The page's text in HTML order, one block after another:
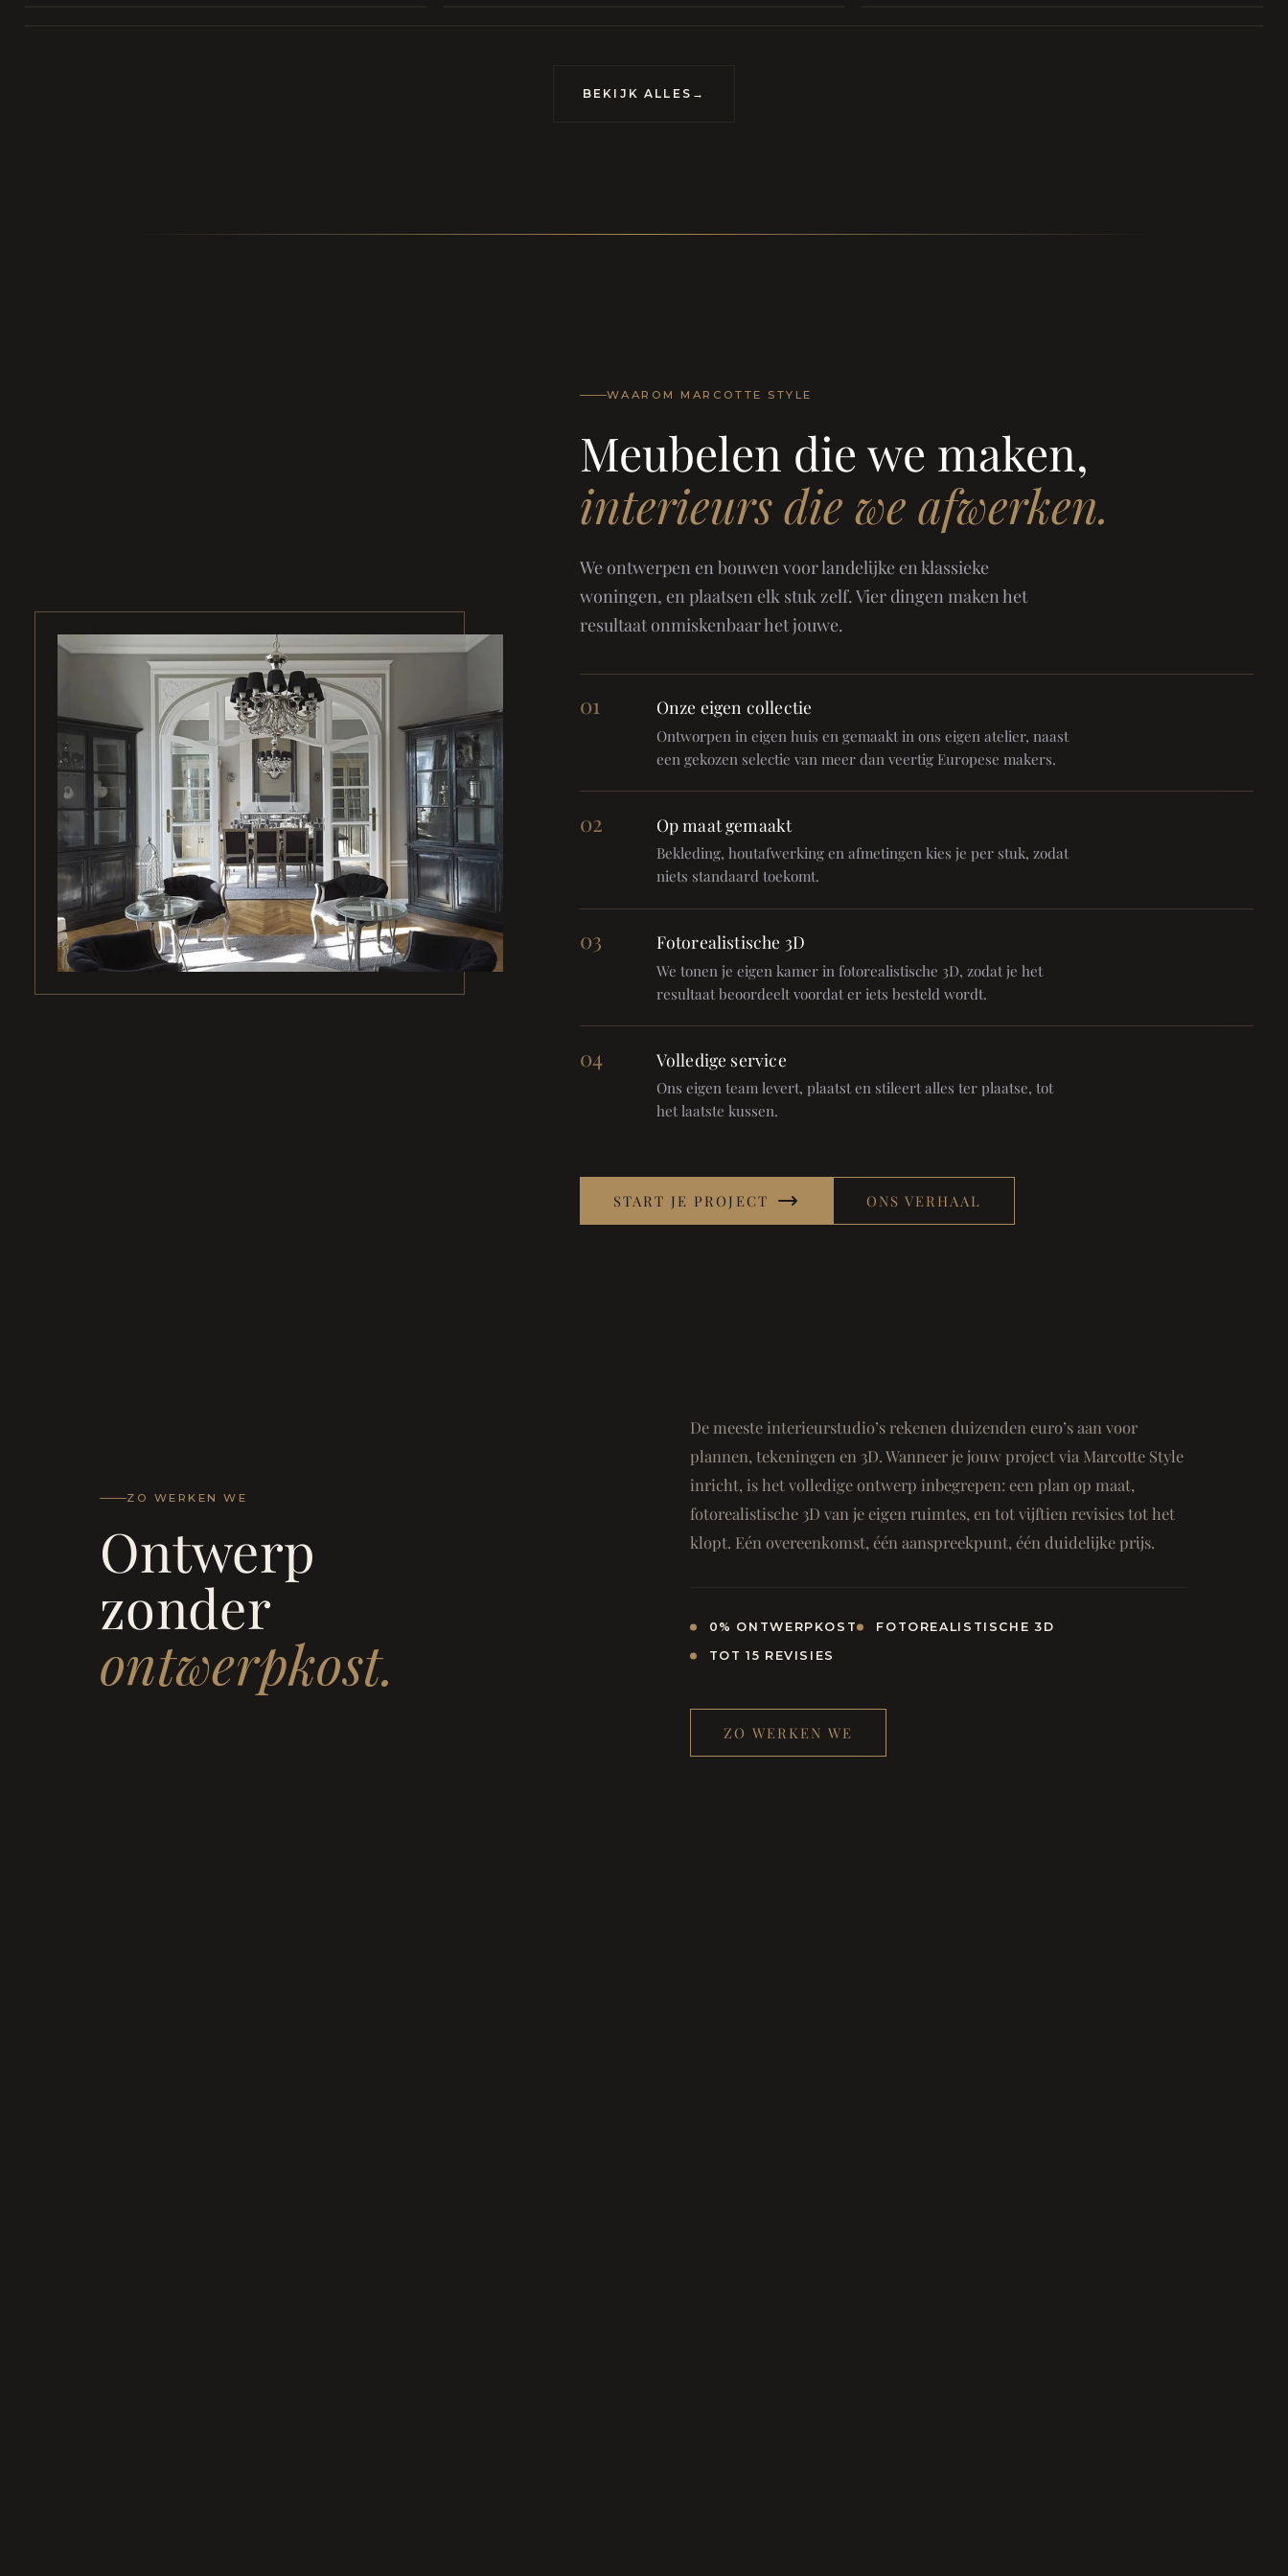
BEKIJK ALLES →
WAAROM MARCOTTE STYLE
Meubelen die we maken,
interieurs die we afwerken.
We ontwerpen en bouwen voor landelijke en klassieke
woningen, en plaatsen elk stuk zelf. Vier dingen maken het
resultaat onmiskenbaar het jouwe.
01 Onze eigen collectie
Ontworpen in eigen huis en gemaakt in ons eigen atelier, naast
een gekozen selectie van meer dan veertig Europese makers.
02 Op maat gemaakt
Bekleding, houtafwerking en afmetingen kies je per stuk, zodat
niets standaard toekomt.
03 Fotorealistische 3D
We tonen je eigen kamer in fotorealistische 3D, zodat je het
resultaat beoordeelt voordat er iets besteld wordt.
04 Volledige service
Ons eigen team levert, plaatst en stileert alles ter plaatse, tot
het laatste kussen.
START JE PROJECT ONS VERHAAL
ZO WERKEN WE
Ontwerp
zonder
ontwerpkost.
De meeste interieurstudio’s rekenen duizenden euro’s aan voor
plannen, tekeningen en 3D. Wanneer je jouw project via Marcotte Style
inricht, is het volledige ontwerp inbegrepen: een plan op maat,
fotorealistische 3D van je eigen ruimtes, en tot vijftien revisies tot het
klopt. Eén overeenkomst, één aanspreekpunt, één duidelijke prijs.
0% ONTWERPKOST
FOTOREALISTISCHE 3D
TOT 15 REVISIES
ZO WERKEN WE